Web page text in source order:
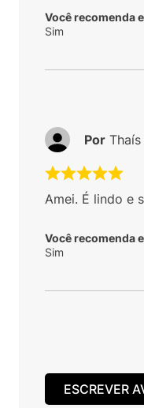
Você recomenda
Sim
Amei. É lindo e
Você recomenda
Sim
Por Thaís
ESCREVER